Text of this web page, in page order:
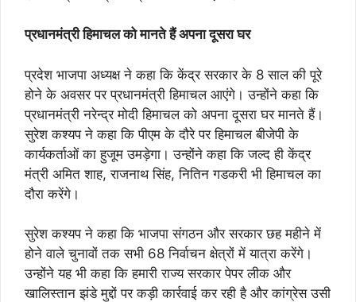
प्रधानमंत्री हिमाचल को मानते हैं अपना दूसरा घर
प्रदेश भाजपा अध्यक्ष ने कहा कि केंद्र सरकार के 8 साल की पूरे
होने के अवसर पर प्रधानमंत्री हिमाचल आएंगे। उन्होंने कहा कि
प्रधानमंत्री नरेन्द्र मोदी हिमाचल को अपना दूसरा घर मानते हैं।
सुरेश कश्यप ने कहा कि पीएम के दौरे पर हिमाचल बीजेपी के
कार्यकर्ताओं का हुजूम उमड़ेगा। उन्होंने कहा कि जल्द ही केंद्र
मंत्री अमित शाह, राजनाथ सिंह, नितिन गडकरी भी हिमाचल का
दौरा करेंगे।
सुरेश कश्यप ने कहा कि भाजपा संगठन और सरकार छह महीने में
होने वाले चुनावों तक सभी 68 निर्वाचन क्षेत्रों में यात्रा करेंगे।
उन्होंने यह भी कहा कि हमारी राज्य सरकार पेपर लीक और
खालिस्तान झंडे मुद्दों पर कड़ी कार्रवाई कर रही है और कांग्रेस उसी